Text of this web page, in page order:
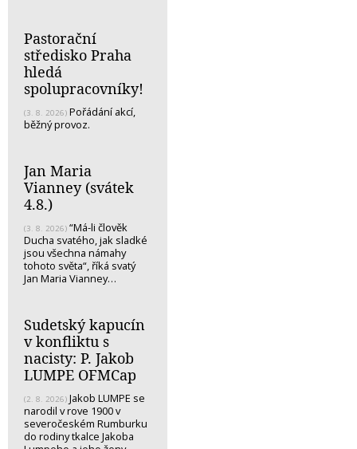
Pastorační
středisko Praha
hledá
spolupracovníky!
(3. 8. 2026) Pořádání akcí,
běžný provoz.
Jan Maria
Vianney (svátek
4.8.)
(3. 8. 2026) “Má-li člověk
Ducha svatého, jak sladké
jsou všechna námahy
tohoto světa“, říká svatý
Jan Maria Vianney…
Sudetský kapucín
v konfliktu s
nacisty: P. Jakob
LUMPE OFMCap
(2. 8. 2026) Jakob LUMPE se
narodil v rove 1900 v
severočeském Rumburku
do rodiny tkalce Jakoba